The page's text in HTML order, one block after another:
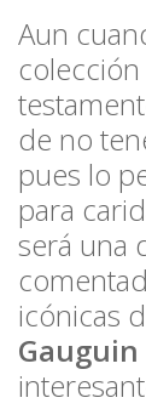
Aun
de no
pues lo
para
será una
icónicas
Gauguin